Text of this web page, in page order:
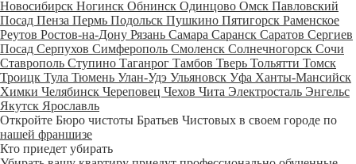
Новосибирск Ногинск Обнинск Одинцово Омск Павловский
Посад Пенза Пермь Подольск Пушкино Пятигорск Раменское
Реутов Ростов-на-Дону Рязань Самара Саранск Саратов Сергиев
Посад Серпухов Симферополь Смоленск Солнечногорск Сочи
Ставрополь Ступино Таганрог Тамбов Тверь Тольятти Томск
Троицк Тула Тюмень Улан-Удэ Ульяновск Уфа Ханты-Мансийск
Химки Челябинск Череповец Чехов Чита Электросталь Энгельс
Якутск Ярославль
Откройте Бюро чистоты Братьев Чистовых в своем городе по
нашей франшизе
Кто приедет убирать